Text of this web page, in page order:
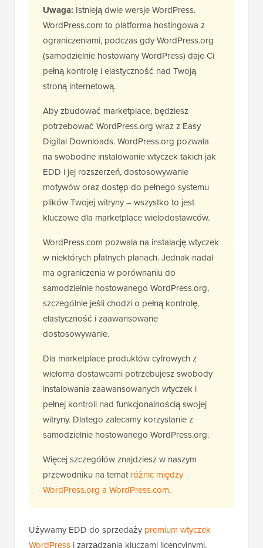
Uwaga: Istnieją dwie wersje WordPress.
WordPress.com to platforma hostingowa z
ograniczeniami, podczas gdy WordPress.org
(samodzielnie hostowany WordPress) daje Ci
pełną kontrolę i elastyczność nad Twoją
stroną internetową.
Aby zbudować marketplace, będziesz
potrzebować WordPress.org wraz z Easy
Digital Downloads. WordPress.org pozwala
na swobodne instalowanie wtyczek takich jak
EDD i jej rozszerzeń, dostosowywanie
motywów oraz dostęp do pełnego systemu
plików Twojej witryny – wszystko to jest
kluczowe dla marketplace wielodostawców.
WordPress.com pozwala na instalację wtyczek
w niektórych płatnych planach. Jednak nadal
ma ograniczenia w porównaniu do
samodzielnie hostowanego WordPress.org,
szczególnie jeśli chodzi o pełną kontrolę,
elastyczność i zaawansowane
dostosowywanie.
Dla marketplace produktów cyfrowych z
wieloma dostawcami potrzebujesz swobody
instalowania zaawansowanych wtyczek i
pełnej kontroli nad funkcjonalnością swojej
witryny. Dlatego zalecamy korzystanie z
samodzielnie hostowanego WordPress.org.
Więcej szczegółów znajdziesz w naszym
przewodniku na tematróżnic między
WordPress.org a WordPress.com.
Używamy EDD do sprzedaży premium wtyczek
WordPress i zarządzania kluczami licencyjnymi.